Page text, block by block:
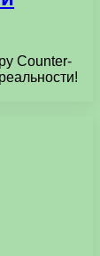
Counter-